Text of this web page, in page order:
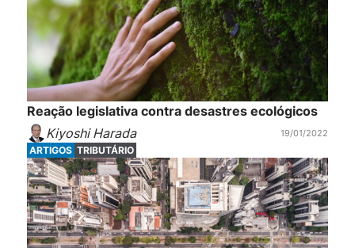
Reação legislativa contra desastres ecológicos
Kiyoshi Harada
19/01/2022
ARTIGOS TRIBUTÁRIO